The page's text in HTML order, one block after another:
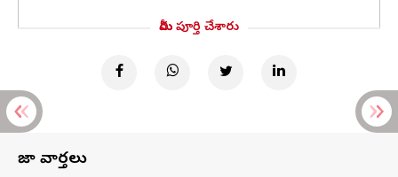
మీరు పూర్తి చేశారు
తాజా వార్తలు